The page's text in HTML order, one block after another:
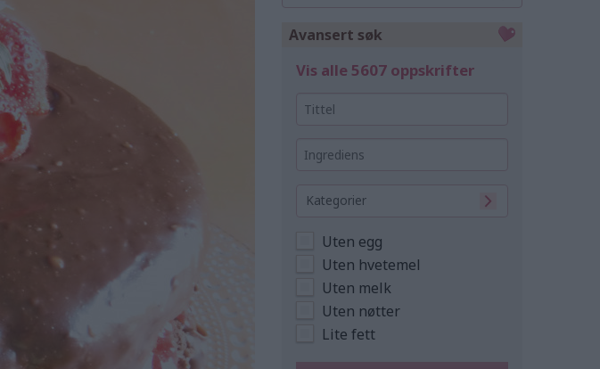
Avansert søk
Vis alle 5607 oppskrifter
Kategorier
Uten egg
Uten hvetemel
Uten melk
Uten nøtter
Lite fett